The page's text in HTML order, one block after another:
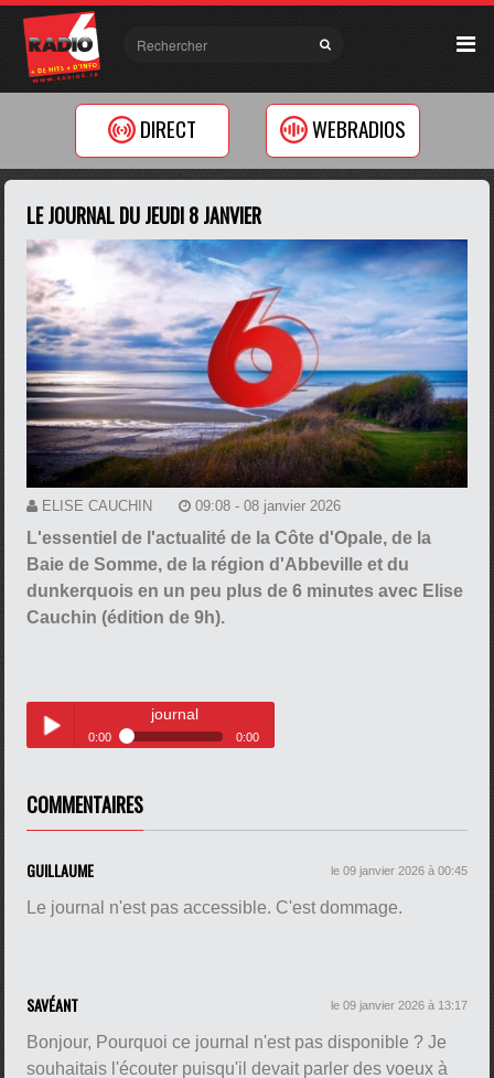
DIRECT WEBRADIOS
LE JOURNAL DU JEUDI 8 JANVIER
ELISE CAUCHIN 09:08 - 08 janvier 2026
L'essentiel de l'actualité de la Côte d'Opale, de la
Baie de Somme, de la région d'Abbeville et du
dunkerquois en un peu plus de 6 minutes avec Elise
Cauchin (édition de 9h).
journal
0:00 0:00
COMMENTAIRES
GUILLAUME le 09 janvier 2026 à 00:45
Le journal n'est pas accessible. C'est dommage.
SAVÉANT le 09 janvier 2026 à 13:17
Bonjour, Pourquoi ce journal n'est pas disponible ? Je
souhaitais l'écouter puisqu'il devait parler des voeux à